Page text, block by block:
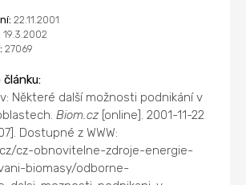
22.11.2001
19.3.2002
27069
Některé další možnosti podnikání v
Biom.cz [online]. 2001-11-22
Dostupné z WWW:
cz-obnovitelne-zdroje-energie-
biomasy/odborne-